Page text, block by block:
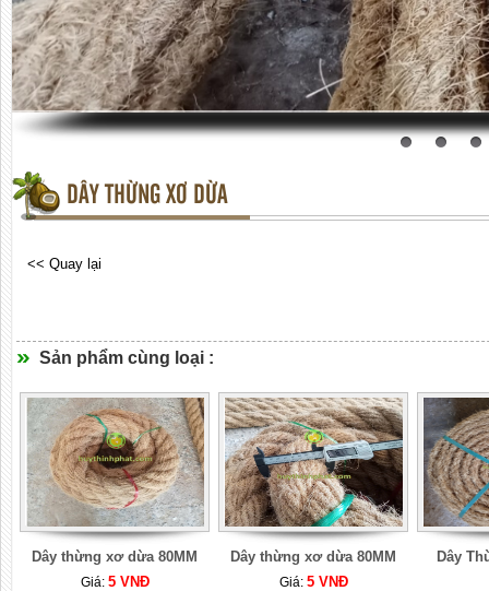
DÂY THỪNG XƠ DỪA
<< Quay lại
Sản phẩm cùng loại :
Dây thừng xơ dừa 80MM
Giá: 5 VNĐ
Dây thừng xơ dừa 80MM
Giá: 5 VNĐ
Dây